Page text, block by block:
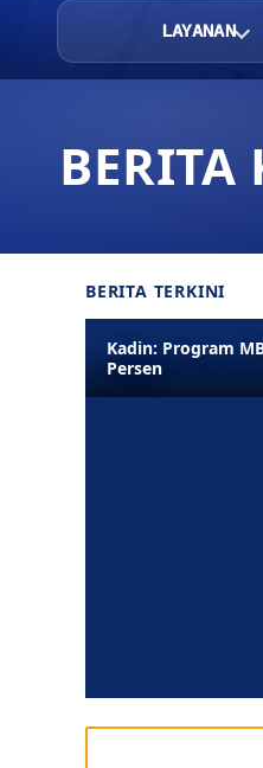
LAYANAN
BERITA
BERITA TERKINI
Kadin: Program
Persen